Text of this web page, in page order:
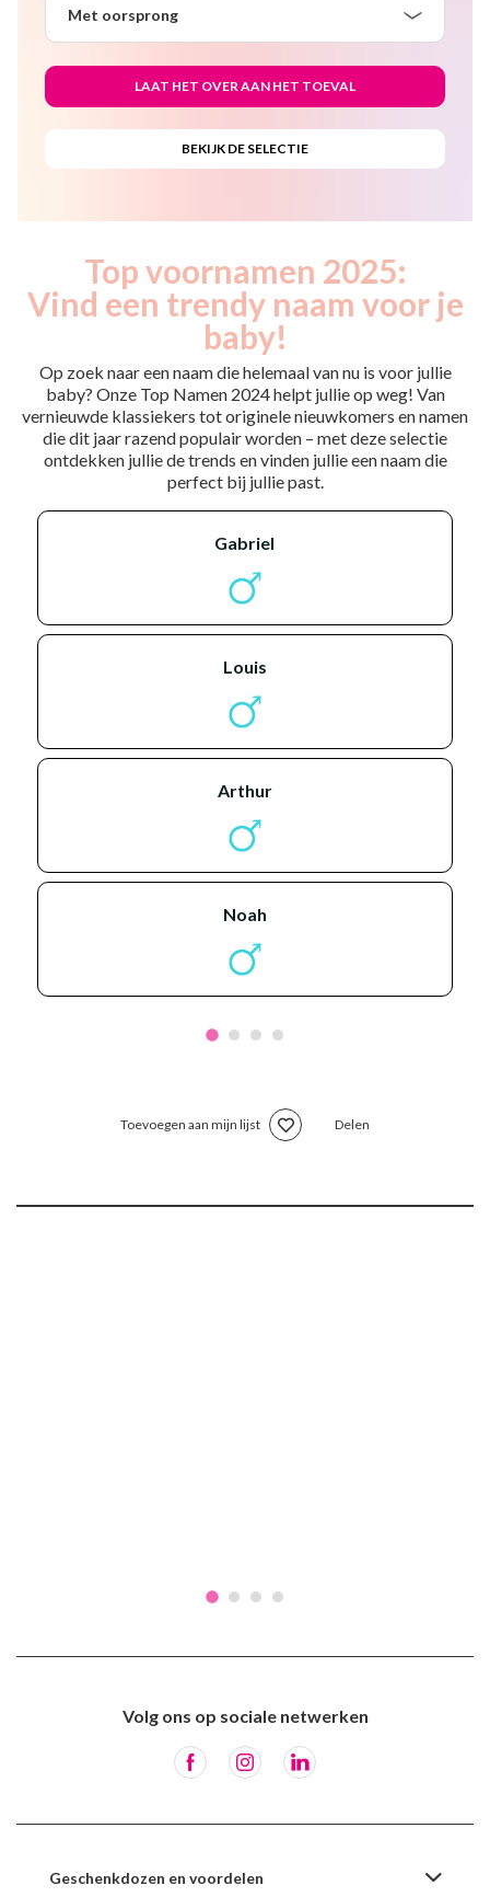
Met oorsprong
Top voornamen 2025:
Vind een trendy naam voor je
baby!
Op zoek naar een naam die helemaal van nu is voor jullie
baby? Onze Top Namen 2024 helpt jullie op weg! Van
vernieuwde klassiekers tot originele nieuwkomers en namen
die dit jaar razend populair worden – met deze selectie
ontdekken jullie de trends en vinden jullie een naam die
perfect bij jullie past.
gabriel
louis
arthur
noah
Toevoegen aan mijn lijst Delen
Volg ons op sociale netwerken
Geschenkdozen en voordelen